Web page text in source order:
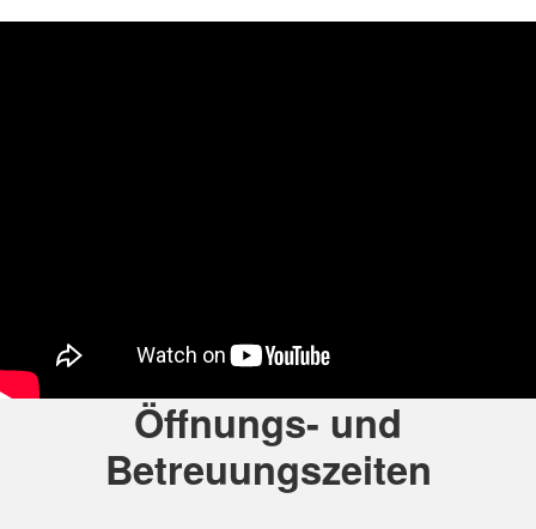
Öffnungs- und
Betreuungszeiten